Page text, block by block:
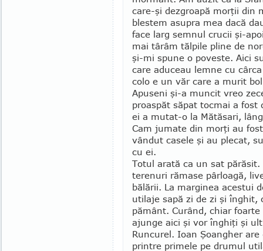
care-şi dez­groapă mor­ţii din
blestem asupra mea dacă
face larg sem­nul crucii şi-
mai târâm tălpile pline de
şi-mi spune o poveste. Aici
care aduceau lemne cu
colo e un văr care a murit
Apuseni şi-a muncit vreo
proaspăt săpat tocmai a fost
ei a mu­tat-o la Mătăsari,
Cam jumate din morţi au
vândut casele şi au plecat,
cu ei.
Totul arată ca un sat
terenuri rămase pârloagă,
bălării. La marginea acestui
utilaje sapă zi de zi şi înghit,
pământ. Curând, chiar
ajunge aici şi vor înghiţi şi
Runcurel. Ioan Şoangher
printre primele pe drumul